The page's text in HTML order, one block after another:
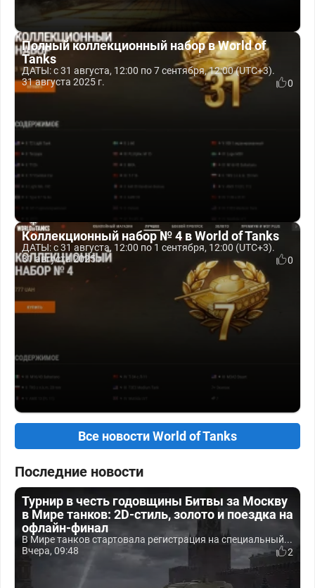
Полный коллекционный набор в World of
Tanks
ДАТЫ: с 31 августа, 12:00 по 7 сентября, 12:00 (UTC+3).
31 августа 2025 г.
0
Коллекционный набор № 4 в World of Tanks
ДАТЫ: с 31 августа, 12:00 по 1 сентября, 12:00 (UTC+3).
31 августа 2025 г.
0
Все новости World of Tanks
Последние новости
Турнир в честь годовщины Битвы за Москву
в Мире танков: 2D-стиль, золото и поездка на
офлайн-финал
В Мире танков стартовала регистрация на специальный...
Вчера, 09:48
2